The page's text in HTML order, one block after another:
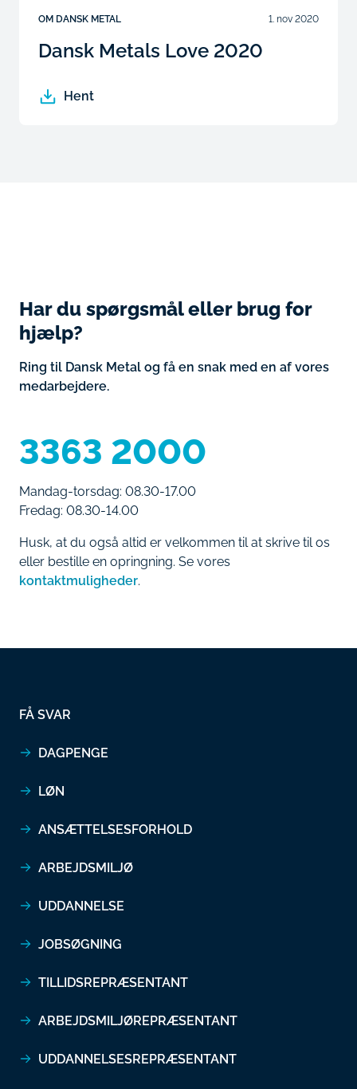
OM DANSK METAL 1. nov 2020
Dansk Metals Love 2020
Hent
Har du spørgsmål eller brug for
hjælp?
Ring til Dansk Metal og få en snak med en af vores
medarbejdere.
3363 2000
Mandag-torsdag: 08.30-17.00
Fredag: 08.30-14.00
Husk, at du også altid er velkommen til at skrive til os
eller bestille en opringning. Se vores
kontaktmuligheder.
FÅ SVAR
DAGPENGE
LØN
ANSÆTTELSESFORHOLD
ARBEJDSMILJØ
UDDANNELSE
JOBSØGNING
TILLIDSREPRÆSENTANT
ARBEJDSMILJØREPRÆSENTANT
UDDANNELSESREPRÆSENTANT